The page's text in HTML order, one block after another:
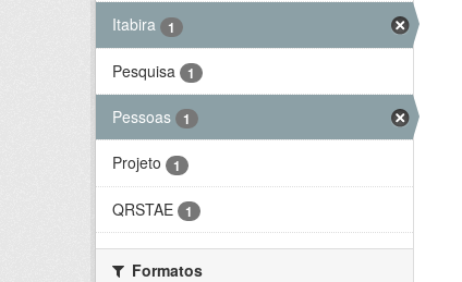
Itabira 1
Pesquisa 1
Pessoas 1
Projeto 1
QRSTAE 1
Formatos